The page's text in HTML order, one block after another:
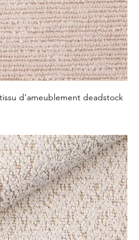
d’ameublement deadstock